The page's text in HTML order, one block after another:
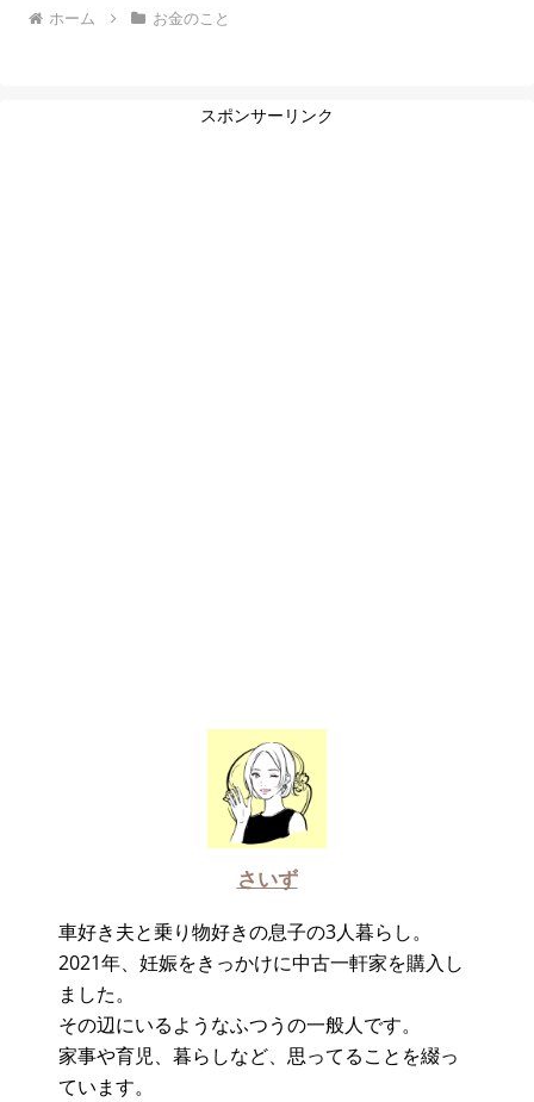
ホーム お金のこと
スポンサーリンク
さいず
車好き夫と乗り物好きの息子の3人暮らし。
2021年、妊娠をきっかけに中古一軒家を購入し
ました。
その辺にいるようなふつうの一般人です。
家事や育児、暮らしなど、思ってることを綴っ
ています。